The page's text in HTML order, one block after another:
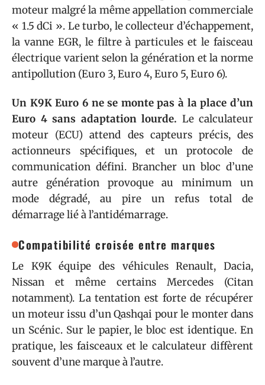
moteur malgré la même appellation commerciale
« 1.5 dCi ». Le turbo, le collecteur d’échappement,
la vanne EGR, le filtre à particules et le faisceau
électrique varient selon la génération et la norme
antipollution (Euro 3, Euro 4, Euro 5, Euro 6).
Un K9K Euro 6 ne se monte pas à la place d’un
Euro 4 sans adaptation lourde. Le calculateur
moteur (ECU) attend des capteurs précis, des
actionneurs spécifiques, et un protocole de
communication défini. Brancher un bloc d’une
autre génération provoque au minimum un
mode dégradé, au pire un refus total de
démarrage lié à l’antidémarrage.
Compatibilité croisée entre marques
Le K9K équipe des véhicules Renault, Dacia,
Nissan et même certains Mercedes (Citan
notamment). La tentation est forte de récupérer
un moteur issu d’un Qashqai pour le monter dans
un Scénic. Sur le papier, le bloc est identique. En
pratique, les faisceaux et le calculateur diffèrent
souvent d’une marque à l’autre.